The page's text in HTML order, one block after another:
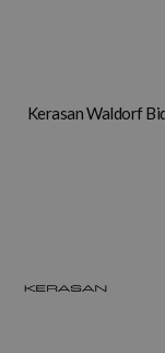
Kerasan Waldorf